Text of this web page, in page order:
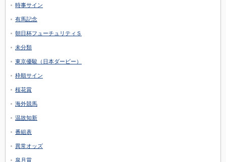
時事サイン
有馬記念
朝日杯フューチュリティＳ
未分類
東京優駿（日本ダービー）
枠順サイン
桜花賞
海外競馬
温故知新
番組表
異常オッズ
皐月賞